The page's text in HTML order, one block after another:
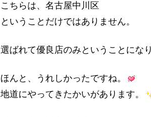
こちらは、名古屋中川区
ということだけではありません。
選ばれて優良店のみということになり
ほんと、うれしかったですね。
地道にやってきたかいがあります。